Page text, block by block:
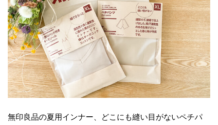
無印良品の夏用インナー、どこにも縫い目がないペチパ